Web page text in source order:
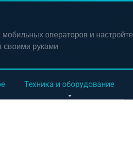
мобильных операторов и настройте
своими руками
Техника и оборудование